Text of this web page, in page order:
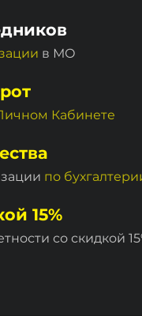
в МО
Кабинете
по
15%
со скидкой